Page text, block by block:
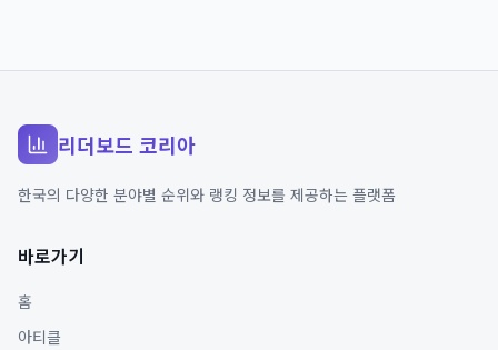
리더보드 코리아
한국의 다양한 분야별 순위와 랭킹 정보를 제공하는 플랫폼
바로가기
홈
아티클